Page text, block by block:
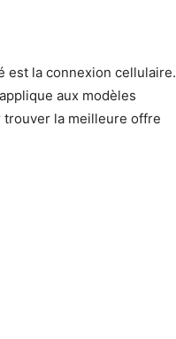
est la connexion cellulaire.
aux modèles
la meilleure offre